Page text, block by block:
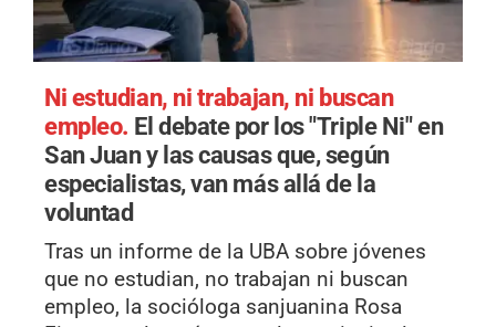
Ni estudian, ni trabajan, ni buscan
empleo. El debate por los "Triple Ni" en
San Juan y las causas que, según
especialistas, van más allá de la
voluntad
Tras un informe de la UBA sobre jóvenes
que no estudian, no trabajan ni buscan
empleo, la socióloga sanjuanina Rosa